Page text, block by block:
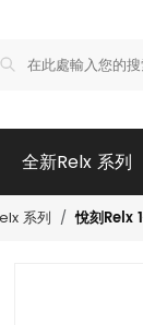
全新Relx 系列
系列 悅刻Relx